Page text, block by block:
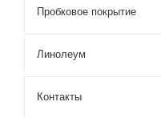
Пробковое покрытие
Линолеум
Контакты